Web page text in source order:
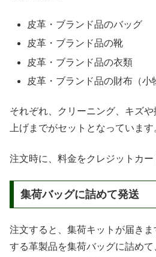
皮革・ブランド品のバッグ
皮革・ブランド品の靴
皮革・ブランド品の衣類
皮革・ブランド品の財布（小
それぞれ、クリーニング、キズ
上げまでがセットとなっています
注文時に、料金をクレジットカー
集荷バッグに詰めて発送
注文すると、集荷キットが届き
する革製品を集荷バッグに詰め